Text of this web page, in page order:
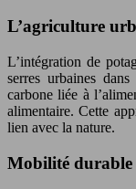
L’agriculture
L’intégration de
serres urbaines
carbone liée à
alimentaire. Cette
lien avec la nature.
Mobilité durable